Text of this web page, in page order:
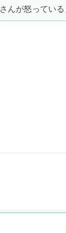
さんが怒ってい